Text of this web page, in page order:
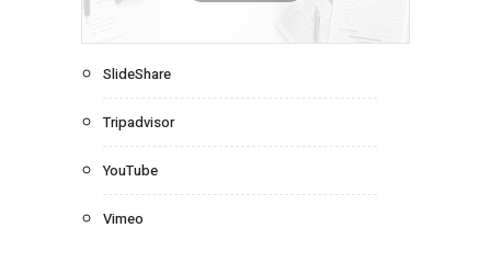
SlideShare
Tripadvisor
YouTube
Vimeo